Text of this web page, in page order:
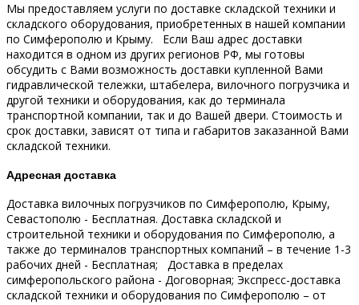
Мы предоставляем услуги по доставке складской техники и
складского оборудования, приобретенных в нашей компании
по Симферополю и Крыму.
Если Ваш адрес доставки
находится в одном из других регионов РФ, мы готовы
обсудить с Вами возможность доставки купленной Вами
гидравлической тележки, штабелера, вилочного погрузчика и
другой техники и оборудования, как до терминала
транспортной компании, так и до Вашей двери. Стоимость и
срок доставки, зависят от типа и габаритов заказанной Вами
складской техники.
Адресная доставка
Доставка вилочных погрузчиков по Симферополю, Крыму,
Севастополю - Бесплатная. Доставка складской и
строительной техники и оборудования по Симферополю, а
также до терминалов транспортных компаний – в течение 1-3
рабочих дней - Бесплатная; Доставка в пределах
симферопольского района - Договорная; Экспресс-доставка
складской техники и оборудования по Симферополю – от